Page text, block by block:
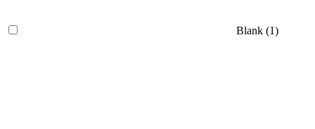
Blank (1)